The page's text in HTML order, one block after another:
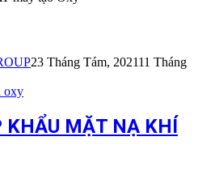
23 Tháng Tám, 202111 Tháng
KHẨU MẶT NẠ KHÍ